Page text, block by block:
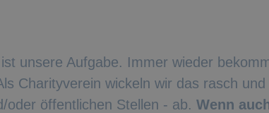
ist unsere Aufgabe. Immer wieder
Charityverein wickeln wir das rasch
oder öffentlichen Stellen - ab. Wenn